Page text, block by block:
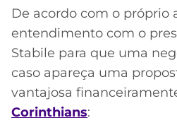
De acordo com o próprio
entendimento com o
Stabile para que uma
caso apareça uma
vantajosa
Corinthians: